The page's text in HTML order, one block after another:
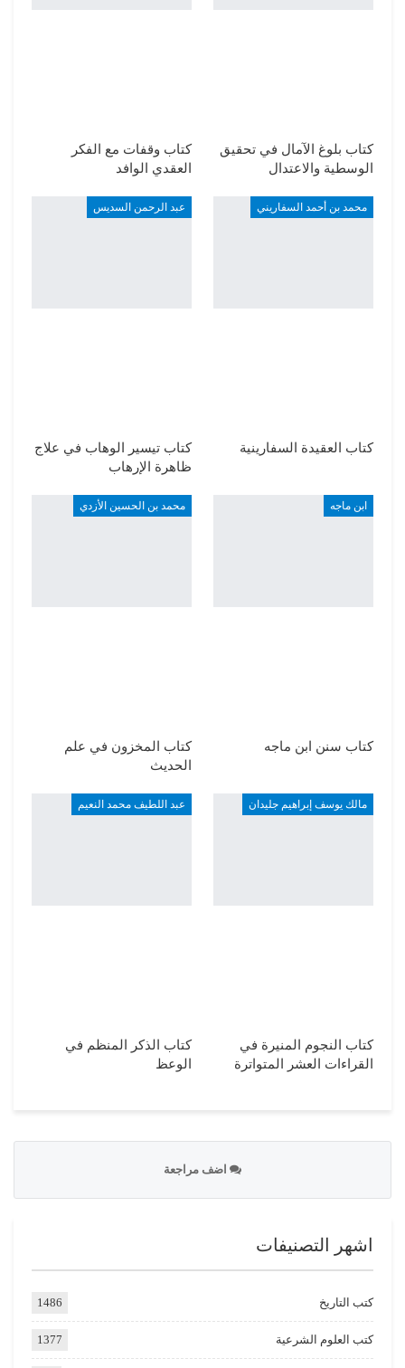
كتاب بلوغ الآمال في تحقيق
الوسطية والاعتدال
كتاب وقفات مع الفكر
العقدي الوافد
محمد بن أحمد السفاريني
كتاب العقيدة السفارينية
عبد الرحمن السديس
كتاب تيسير الوهاب في علاج
ظاهرة الإرهاب
ابن ماجه
كتاب سنن ابن ماجه
محمد بن الحسين الأزدي
كتاب المخزون في علم
الحديث
مالك يوسف إبراهيم جليدان
كتاب النجوم المنيرة في
القراءات العشر المتواترة
عبد اللطيف محمد النعيم
كتاب الذكر المنظم في
الوعظ
اضف مراجعة
اشهر التصنيفات
كتب التاريخ 1486
كتب العلوم الشرعية 1377